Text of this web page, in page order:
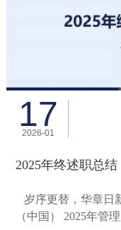
17
2026-01
2025年终述职总结
岁序更替，华章日
（中国） 2025年管